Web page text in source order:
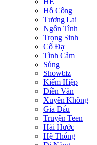
HE
Hỗ Công
Tương Lai
Ngôn Tình
Trọng Sinh
Cổ Đại
Tình Cảm
Sủng
Showbiz
Kiếm Hiệp
Điền Văn
Xuyên Không
Gia Đấu
Truyện Teen
Hài Hước
Hệ Thống